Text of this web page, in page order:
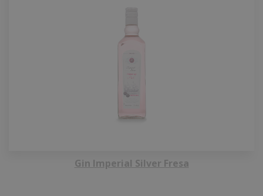
Gin Imperial Silver Fresa